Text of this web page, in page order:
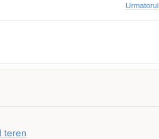
Urmatorul
teren